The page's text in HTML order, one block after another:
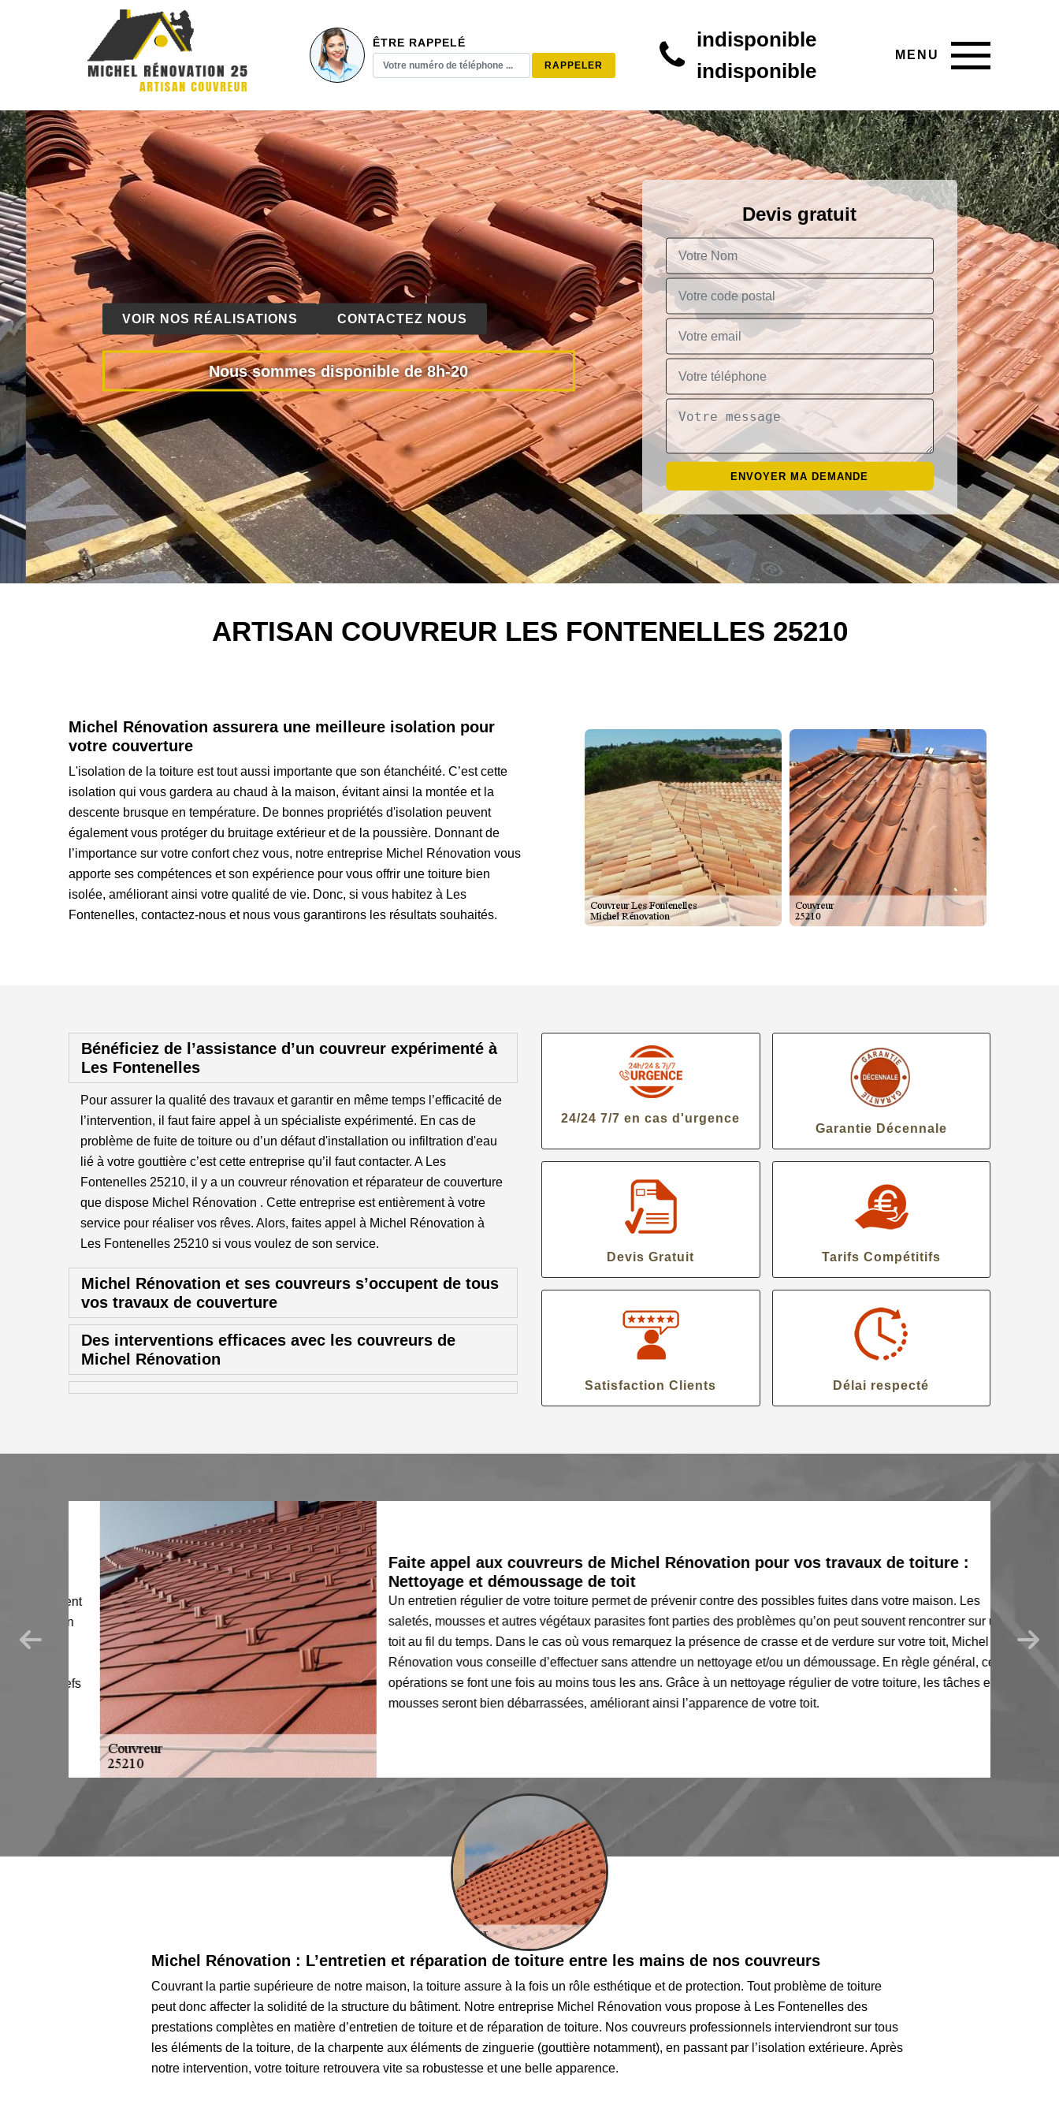
ÊTRE RAPPELÉ
indisponible
indisponible
MENU
VOIR NOS RÉALISATIONS CONTACTEZ NOUS
Nous sommes disponible de 8h-20
Devis gratuit
ARTISAN COUVREUR LES FONTENELLES 25210
Michel Rénovation assurera une meilleure isolation pour
votre couverture
L'isolation de la toiture est tout aussi importante que son étanchéité. C’est cette
isolation qui vous gardera au chaud à la maison, évitant ainsi la montée et la
descente brusque en température. De bonnes propriétés d'isolation peuvent
également vous protéger du bruitage extérieur et de la poussière. Donnant de
l’importance sur votre confort chez vous, notre entreprise Michel Rénovation vous
apporte ses compétences et son expérience pour vous offrir une toiture bien
isolée, améliorant ainsi votre qualité de vie. Donc, si vous habitez à Les
Fontenelles, contactez-nous et nous vous garantirons les résultats souhaités.
Bénéficiez de l’assistance d’un couvreur expérimenté à
Les Fontenelles
Pour assurer la qualité des travaux et garantir en même temps l’efficacité de
l’intervention, il faut faire appel à un spécialiste expérimenté. En cas de
problème de fuite de toiture ou d’un défaut d'installation ou infiltration d'eau
lié à votre gouttière c’est cette entreprise qu’il faut contacter. A Les
Fontenelles 25210, il y a un couvreur rénovation et réparateur de couverture
que dispose Michel Rénovation . Cette entreprise est entièrement à votre
service pour réaliser vos rêves. Alors, faites appel à Michel Rénovation à
Les Fontenelles 25210 si vous voulez de son service.
Michel Rénovation et ses couvreurs s’occupent de tous
vos travaux de couverture
Des interventions efficaces avec les couvreurs de
Michel Rénovation
24/24 7/7 en cas d'urgence
Garantie Décennale
Devis Gratuit Tarifs Compétitifs
Satisfaction Clients Délai respecté
Faite appel aux couvreurs de Michel Rénovation pour vos travaux de toiture :
Nettoyage et démoussage de toit
Un entretien régulier de votre toiture permet de prévenir contre des possibles fuites dans votre maison. Les
saletés, mousses et autres végétaux parasites font parties des problèmes qu’on peut souvent rencontrer sur un
toit au fil du temps. Dans le cas où vous remarquez la présence de crasse et de verdure sur votre toit, Michel
Rénovation vous conseille d’effectuer sans attendre un nettoyage et/ou un démoussage. En règle général, ces
opérations se font une fois au moins tous les ans. Grâce à un nettoyage régulier de votre toiture, les tâches et
mousses seront bien débarrassées, améliorant ainsi l’apparence de votre toit.
Michel Rénovation : L’entretien et réparation de toiture entre les mains de nos couvreurs
Couvrant la partie supérieure de notre maison, la toiture assure à la fois un rôle esthétique et de protection. Tout problème de toiture
peut donc affecter la solidité de la structure du bâtiment. Notre entreprise Michel Rénovation vous propose à Les Fontenelles des
prestations complètes en matière d’entretien de toiture et de réparation de toiture. Nos couvreurs professionnels interviendront sur tous
les éléments de la toiture, de la charpente aux éléments de zinguerie (gouttière notamment), en passant par l’isolation extérieure. Après
notre intervention, votre toiture retrouvera vite sa robustesse et une belle apparence.